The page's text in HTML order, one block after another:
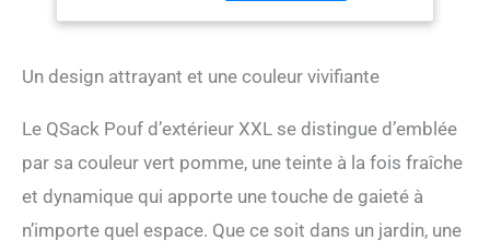
facile. Triple protection
fermeture Velcro
fermeture éclair et une
housse intérieure
indéchirable. Matériau de
remplissage de pouf sans
Un design attrayant et une couleur vivifiante
Le QSack Pouf d’extérieur XXL se distingue d’emblée
par sa couleur vert pomme, une teinte à la fois fraîche
et dynamique qui apporte une touche de gaieté à
n’importe quel espace. Que ce soit dans un jardin, une